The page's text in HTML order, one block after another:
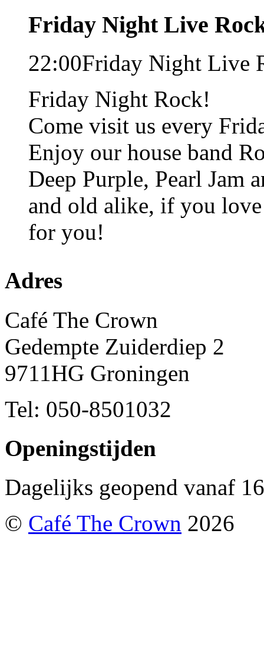
Friday Night Live
22:00Friday Night Live
Friday Night Rock!
Come visit us every
Enjoy our house band
Deep Purple, Pearl Jam
and old alike, if you
for you!
Adres
Café The Crown
Gedempte Zuiderdiep 2
9711HG Groningen
Tel: 050-8501032
Openingstijden
Dagelijks geopend vanaf
© Café The Crown 2026